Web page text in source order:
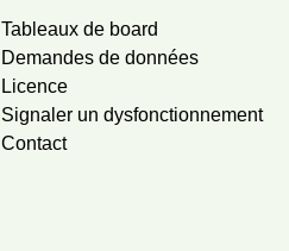
Tableaux de board
Demandes de données
Licence
Signaler un dysfonctionnement
Contact